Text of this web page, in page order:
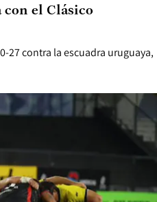
27 contra la escuadra uruguaya,
con el Clásico